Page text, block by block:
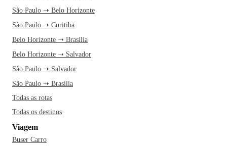
São Paulo ➝ Belo Horizonte
São Paulo ➝ Curitiba
Belo Horizonte ➝ Brasília
Belo Horizonte ➝ Salvador
São Paulo ➝ Salvador
São Paulo ➝ Brasília
Todas as rotas
Todas os destinos
Viagem
Buser Carro